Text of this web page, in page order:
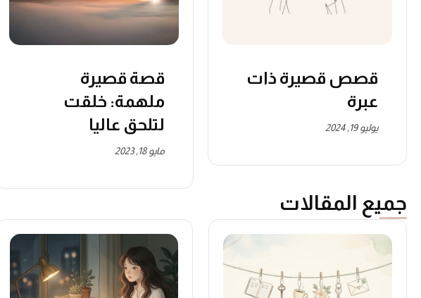
قصص قصيرة ذات
عبرة
يوليو 19, 2024
قصة قصيرة
ملهمة: خلقت
لتلحق عاليا
مايو 18, 2023
جميع المقالات